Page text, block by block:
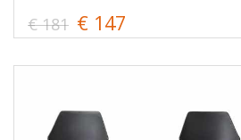
€ 181 € 147